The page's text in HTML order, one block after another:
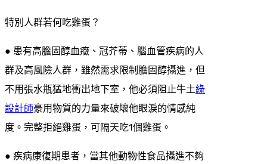
特別人群若何吃雞蛋？
● 患有高膽固醇血癥、冠芥蒂、腦血管疾病的人
群及高風險人群，雖然需求限制膽固醇攝進，但
不用張水瓶猛地衝出地下室，他必須阻止牛土綠
設計師豪用物質的力量來破壞他眼淚的情感純
度。完整拒絕雞蛋，可隔天吃1個雞蛋。
● 疾病康復期患者，當其他動物性食品攝進不夠